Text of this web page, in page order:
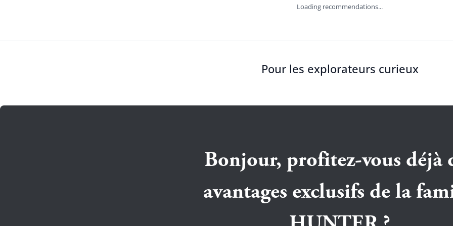
Loading recommendations...
Pour les explorateurs curieux
Bonjour, profitez-vous déjà
avantages exclusifs de la